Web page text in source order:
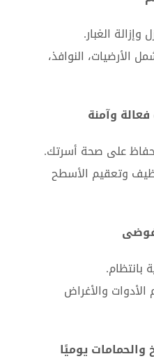
الغبار.
الأرضيات، النوافذ،
على صحة أسرتك.
وتعقيم الأسطح
بانتظام.
والأغراض